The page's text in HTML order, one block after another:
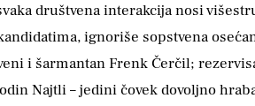
društvena interakcija nosi
ignoriše sopstvena
i šarmantan Frenk Čerčil;
Najtli – jedini čovek dovoljno